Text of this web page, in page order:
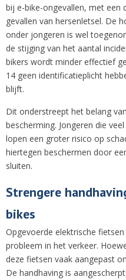
bij e-bike-ongevallen, met een
gevallen van hersenletsel. De
onder jongeren is wel
de stijging van het aantal
bikers wordt minder effectief
14 geen identificatieplicht
blijft.
Dit onderstreept het belang
bescherming. Jongeren die
lopen een groter risico op
hiertegen beschermen door
sluiten.
Strengere
bikes
Opgevoerde elektrische
probleem in het verkeer.
deze fietsen vaak aangepast
De handhaving is